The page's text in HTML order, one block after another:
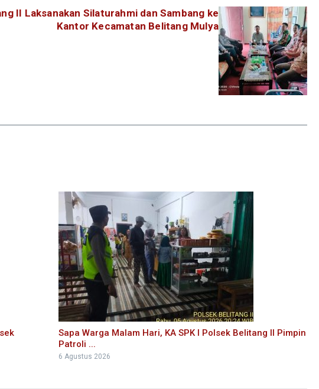
II Laksanakan Silaturahmi dan Sambang ke
Kantor Kecamatan Belitang Mulya
Sapa Warga Malam Hari, KA SPK I Polsek Belitang II Pimpin
Patroli ...
6 Agustus 2026